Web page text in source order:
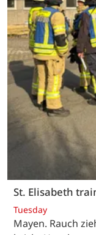
St. Elisabeth
Tuesday
Mayen. Rauch